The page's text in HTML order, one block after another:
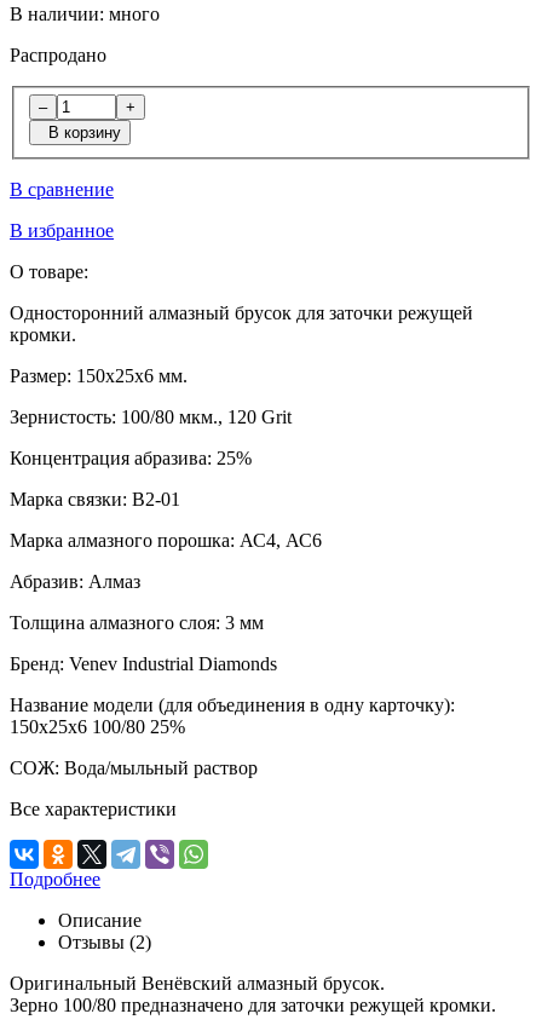
В наличии: много
Распродано
–
+
В корзину
В сравнение
В избранное
О товаре:
Односторонний алмазный брусок для заточки режущей
кромки.
Размер: 150х25х6 мм.
Зернистость: 100/80 мкм., 120 Grit
Концентрация абразива: 25%
Марка связки: В2-01
Марка алмазного порошка: АС4, АС6
Абразив: Алмаз
Толщина алмазного слоя: 3 мм
Бренд: Venev Industrial Diamonds
Название модели (для объединения в одну карточку):
150х25х6 100/80 25%
СОЖ: Вода/мыльный раствор
Все характеристики
Подробнее
Описание
Отзывы (2)
Оригинальный Венёвский алмазный брусок.
Зерно 100/80 предназначено для заточки режущей кромки.